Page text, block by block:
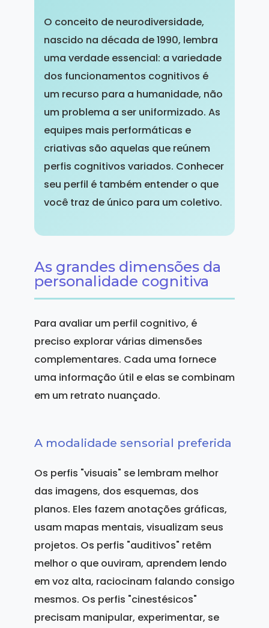
O conceito de neurodiversidade,
nascido na década de 1990, lembra
uma verdade essencial: a variedade
dos funcionamentos cognitivos é
um recurso para a humanidade, não
um problema a ser uniformizado. As
equipes mais performáticas e
criativas são aquelas que reúnem
perfis cognitivos variados. Conhecer
seu perfil é também entender o que
você traz de único para um coletivo.
As grandes dimensões da
personalidade cognitiva
Para avaliar um perfil cognitivo, é
preciso explorar várias dimensões
complementares. Cada uma fornece
uma informação útil e elas se combinam
em um retrato nuançado.
A modalidade sensorial preferida
Os perfis "visuais" se lembram melhor
das imagens, dos esquemas, dos
planos. Eles fazem anotações gráficas,
usam mapas mentais, visualizam seus
projetos. Os perfis "auditivos" retêm
melhor o que ouviram, aprendem lendo
em voz alta, raciocinam falando consigo
mesmos. Os perfis "cinestésicos"
precisam manipular, experimentar, se